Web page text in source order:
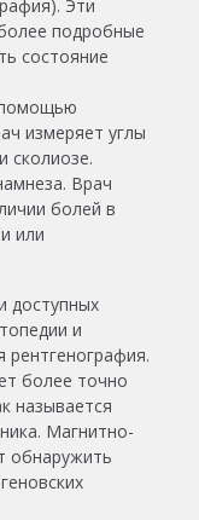
Эти
подробные
состояние
помощью
измеряет углы
сколиозе.
Врач
болей в
или
доступных
и
рентгенография.
более точно
называется
Магнитно-
обнаружить